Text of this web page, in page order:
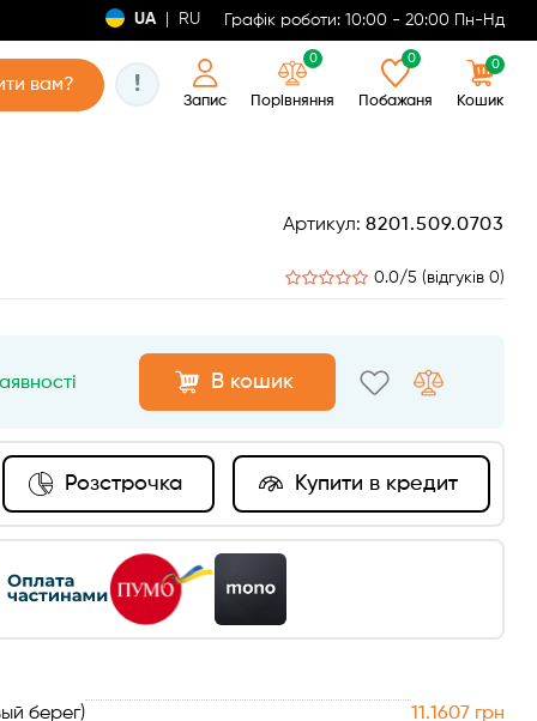
UA RU Графік роботи: 10:00 - 20:00 Пн-Нд
вам? !
Запис
0
Порівняння
0
Побажаня
0
Кошик
Артикул:8201.509.0703
0.0/5 (відгуків 0)
В кошик
Розстрочка Купити в кредит
берег) 11.1607 грн